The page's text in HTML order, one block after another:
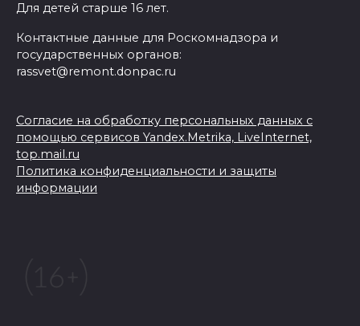
Для детей старше 16 лет.
Контактные данные для Роскомнадзора и
государственных органов:
rassvet@remont.donpac.ru
Согласие на обработку персональных данных с
помощью сервисов Yandex.Metrika, LiveInternet,
top.mail.ru
Политика конфиденциальности и защиты
информации